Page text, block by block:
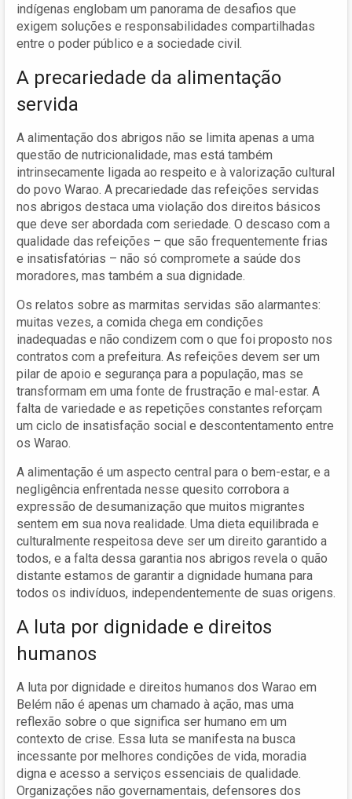
indígenas englobam um panorama de desafios que
exigem soluções e responsabilidades compartilhadas
entre o poder público e a sociedade civil.
A precariedade da alimentação
servida
A alimentação dos abrigos não se limita apenas a uma
questão de nutricionalidade, mas está também
intrinsecamente ligada ao respeito e à valorização cultural
do povo Warao. A precariedade das refeições servidas
nos abrigos destaca uma violação dos direitos básicos
que deve ser abordada com seriedade. O descaso com a
qualidade das refeições – que são frequentemente frias
e insatisfatórias – não só compromete a saúde dos
moradores, mas também a sua dignidade.
Os relatos sobre as marmitas servidas são alarmantes:
muitas vezes, a comida chega em condições
inadequadas e não condizem com o que foi proposto nos
contratos com a prefeitura. As refeições devem ser um
pilar de apoio e segurança para a população, mas se
transformam em uma fonte de frustração e mal-estar. A
falta de variedade e as repetições constantes reforçam
um ciclo de insatisfação social e descontentamento entre
os Warao.
A alimentação é um aspecto central para o bem-estar, e a
negligência enfrentada nesse quesito corrobora a
expressão de desumanização que muitos migrantes
sentem em sua nova realidade. Uma dieta equilibrada e
culturalmente respeitosa deve ser um direito garantido a
todos, e a falta dessa garantia nos abrigos revela o quão
distante estamos de garantir a dignidade humana para
todos os indivíduos, independentemente de suas origens.
A luta por dignidade e direitos
humanos
A luta por dignidade e direitos humanos dos Warao em
Belém não é apenas um chamado à ação, mas uma
reflexão sobre o que significa ser humano em um
contexto de crise. Essa luta se manifesta na busca
incessante por melhores condições de vida, moradia
digna e acesso a serviços essenciais de qualidade.
Organizações não governamentais, defensores dos